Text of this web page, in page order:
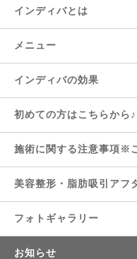
インディバとは
メニュー
インディバの効果
初めての方はこちらから♪
施術に関する注意事項※
美容整形・脂肪吸引アフ
フォトギャラリー
お知らせ